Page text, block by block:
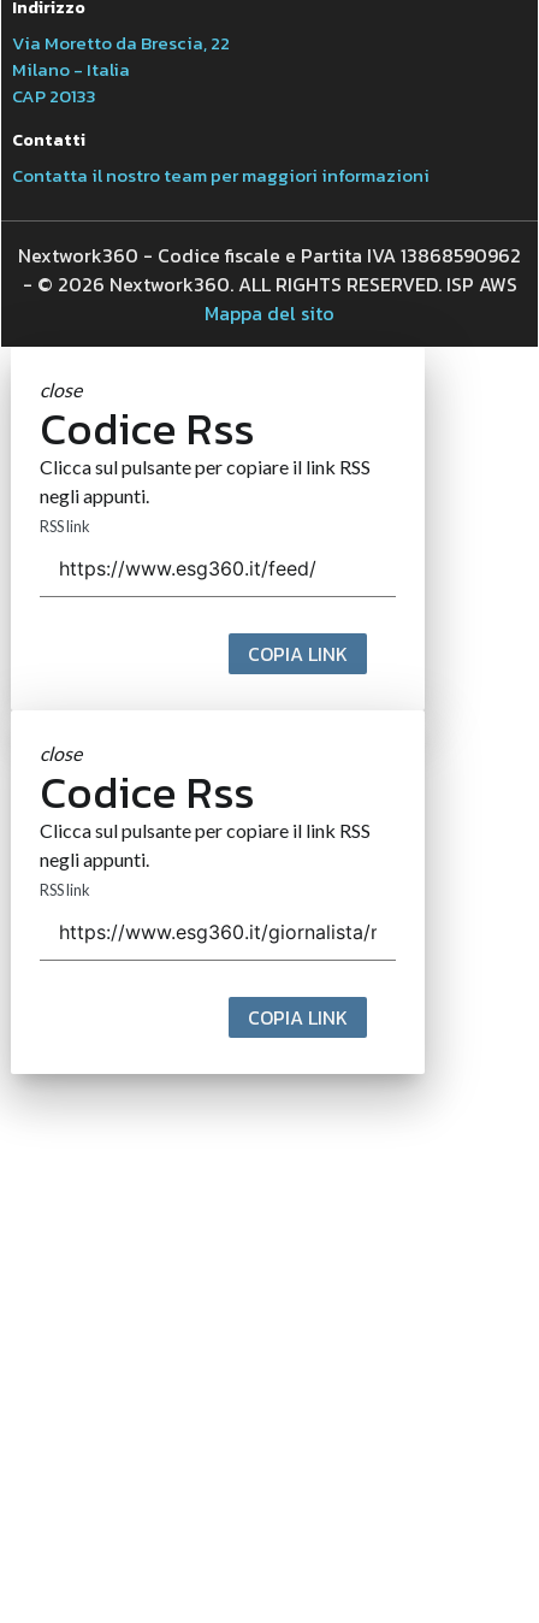
Indirizzo
Via Moretto da Brescia, 22
Milano - Italia
CAP 20133
Contatti
Contatta il nostro team per maggiori informazioni
Nextwork360 - Codice fiscale e Partita IVA 13868590962
- © 2026 Nextwork360. ALL RIGHTS RESERVED. ISP AWS
Mappa del sito
close
Codice Rss
Clicca sul pulsante per copiare il link RSS
negli appunti.
RSS link
COPIA LINK
close
Codice Rss
Clicca sul pulsante per copiare il link RSS
negli appunti.
RSS link
COPIA LINK